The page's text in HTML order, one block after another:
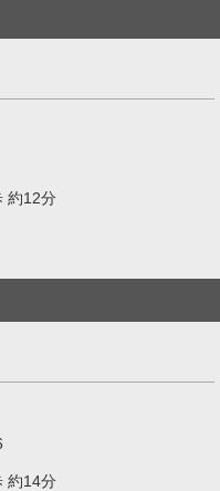
約12分
約14分